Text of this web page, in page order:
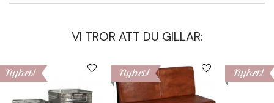
VI TROR ATT DU GILLAR:
Nyhet! Nyhet! Nyhet!